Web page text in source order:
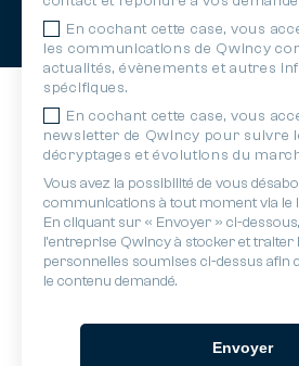
En cochant cette case, vous
les communications de Qwincy
actualités, évènements et autres
spécifiques.
En cochant cette case, vous
newsletter de Qwincy pour suivre
décryptages et évolutions du
Vous avez la possibilité de vous
communications à tout moment via le
En cliquant sur « Envoyer » ci-
l’entreprise Qwincy à stocker et traiter
personnelles soumises ci-dessus afin
le contenu demandé.